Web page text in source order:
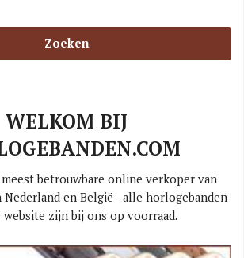
Zoeken
WELKOM BIJ
betrouwbare online verkoper van
en België - alle horlogebanden
zijn bij ons op voorraad.